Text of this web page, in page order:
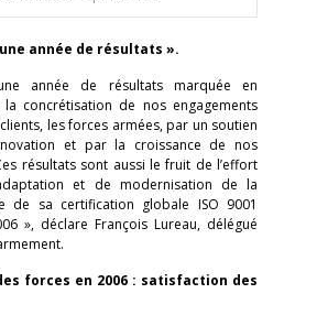
une année de résultats ».
année de résultats marquée en
concrétisation de nos engagements
les forces armées, par un soutien
et par la croissance de nos
résultats sont aussi le fruit de l’effort
et de modernisation de la
de sa certification globale ISO 9001
», déclare François Lureau, délégué
forces en 2006 : satisfaction des